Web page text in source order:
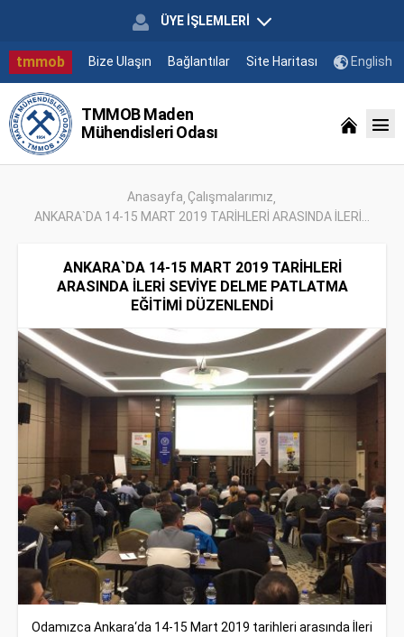
ÜYE İŞLEMLERİ
tmmob Bize Ulaşın Bağlantılar Site Haritası English
TMMOB Maden
Mühendisleri Odası
Anasayfa Çalışmalarımız
ANKARA`DA 14-15 MART 2019 TARİHLERİ ARASINDA İLERİ...
ANKARA`DA 14-15 MART 2019 TARİHLERİ
ARASINDA İLERİ SEVİYE DELME PATLATMA
EĞİTİMİ DÜZENLENDİ
Odamızca Ankara‘da 14-15 Mart 2019 tarihleri arasında İleri